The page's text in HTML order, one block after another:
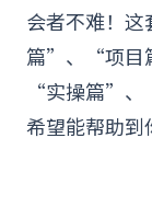
会者不难！这
篇”、“项
“实操篇”、
希望能帮助到